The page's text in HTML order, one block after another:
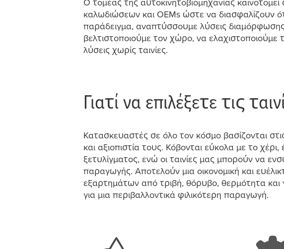
Ο τομέας της αυτοκινητοβιομηχανίας καινοτομεί
καλωδιώσεων και OEMs ώστε να διασφαλίζουν
παράδειγμα, αναπτύσσουμε λύσεις διαμόρφωσης
βελτιστοποιούμε τον χώρο, να ελαχιστοποιούμε
λύσεις χωρίς ταινίες.
Γιατί να επιλέξετε τις
Κατασκευαστές σε όλο τον κόσμο βασίζονται
και αξιοπιστία τους. Κόβονται εύκολα με το χέρι,
ξετυλίγματος, ενώ οι ταινίες μας μπορούν να
παραγωγής. Αποτελούν μια οικονομική και
εξαρτημάτων από τριβή, θόρυβο, θερμότητα
για μια περιβαλλοντικά φιλικότερη παραγωγή.